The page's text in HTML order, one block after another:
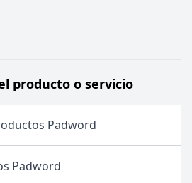
producto o servicio
Padword
Padword